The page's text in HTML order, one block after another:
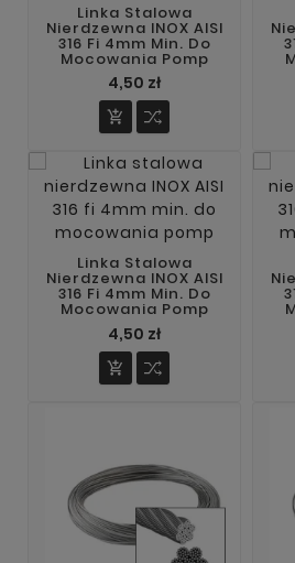
Linka Stalowa
Nierdzewna INOX AISI
316 Fi 4mm Min. Do
Mocowania Pomp
4,50 zł

Linka Stalowa
Nierdzewna INOX AISI
316 Fi 4mm Min. Do
Mocowania Pomp
4,50 złCena
